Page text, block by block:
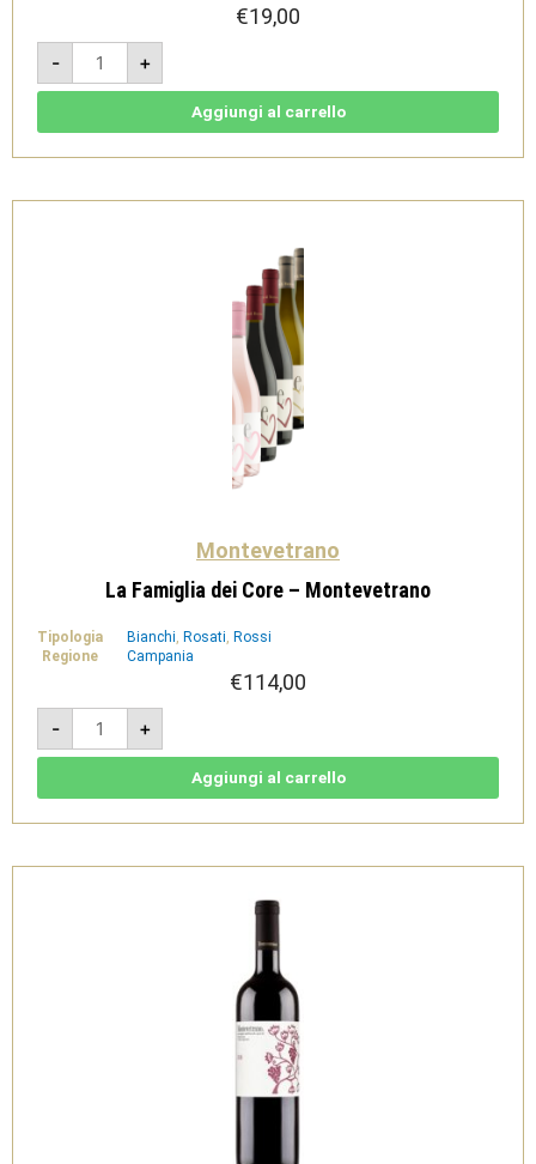
€19,00
-
Core
Rosso
-
Aglianico
Montevetrano
+
Aggiungi al carrello
Montevetrano
La Famiglia dei Core – Montevetrano
Tipologia Bianchi Rosati Rossi
Regione
Campania
€114,00
-
La
Famiglia
dei
Core
+
Aggiungi al carrello